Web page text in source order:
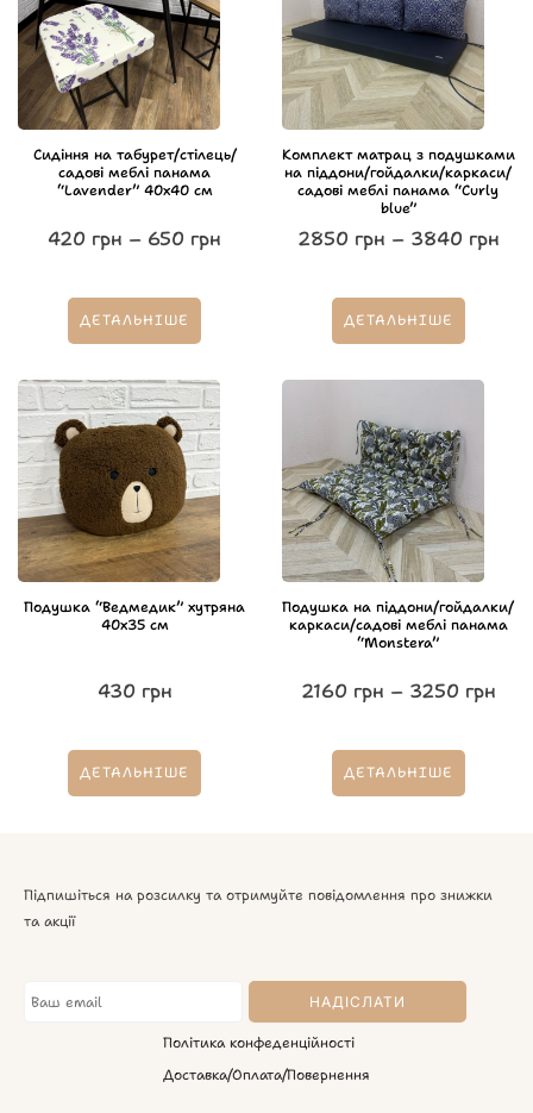
Сидіння на табурет/стілець/
садові меблі панама
“Lavender” 40х40 см
420 грн – 650 грн
ДЕТАЛЬНІШЕ
Комплект матрац з подушками
на піддони/гойдалки/каркаси/
садові меблі панама “Curly
blue”
2850 грн – 3840 грн
ДЕТАЛЬНІШЕ
Подушка “Ведмедик” хутряна
40х35 см
430 грн
ДЕТАЛЬНІШЕ
Подушка на піддони/гойдалки/
каркаси/садові меблі панама
“Monstera”
2160 грн – 3250 грн
ДЕТАЛЬНІШЕ
Підпишіться на розсилку та отримуйте повідомлення про знижки
та акції
Політика конфеденційності
Доставка/Оплата/Повернення